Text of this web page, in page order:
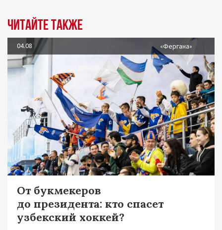
Читайте также
04.08 «Фергана»
От букмекеров
до президента: кто спасет
узбекский хоккей?